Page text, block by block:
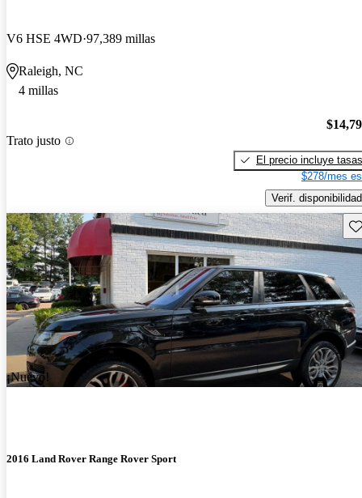
V6 HSE 4WD 97,389 millas
Raleigh, NC
4 millas
Trato justo
El precio incluye tasas
$278/mes
Verif. disponibilidad
¡Nuevo!
2016 Land Rover Range Rover Sport